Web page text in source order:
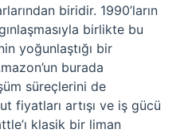
biridir. 1990’ların
birlikte bu
yoğunlaştığı bir
burada
süreçlerini de
fiyatları artışı ve iş gücü
klasik bir liman